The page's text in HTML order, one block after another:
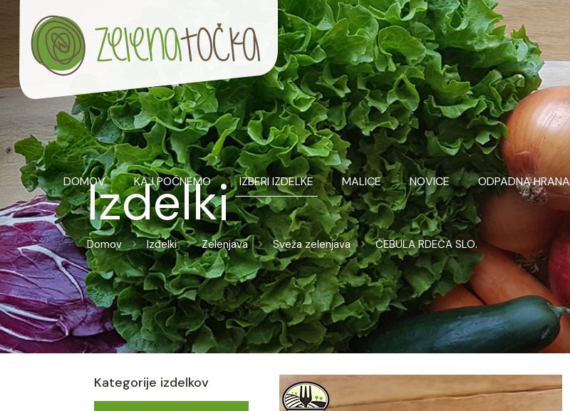
DOMOV KAJ POČNEMO IZBERI IZDELKE MALICE NOVICE ODPADNA HRANA
Izdelki
Domov Izdelki Zelenjava Sveža zelenjava ČEBULA RDEČA SLO.
Kategorije izdelkov